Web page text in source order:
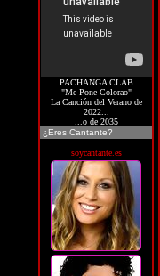
PACHANGA CLAB
"Me Pone Colorao"
La Canción del Verano de
2022...
...o de 2035
¿Eres Cantante?
soycantante.es